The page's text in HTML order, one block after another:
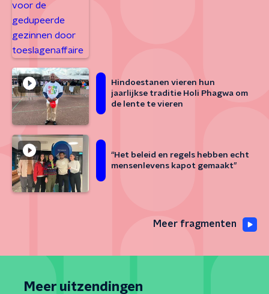
Hindoestanen vieren hun
jaarlijkse traditie Holi Phagwa om
de lente te vieren
“Het beleid en regels hebben echt
mensenlevens kapot gemaakt”
Meer fragmenten
Meer uitzendingen